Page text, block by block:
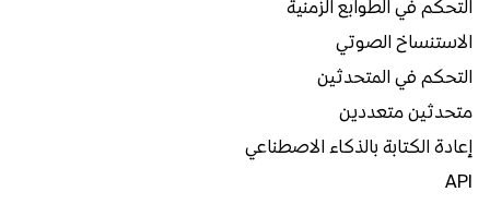
التحكم في الطوابع الزمنية
الاستنساخ الصوتي
التحكم في المتحدثين
متحدثين متعددين
إعادة الكتابة بالذكاء الاصطناعي
API